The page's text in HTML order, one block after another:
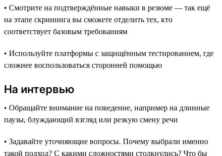
• Смотрите на подтверждённые навыки в резюме — так ещё
на этапе скрининга вы сможете отделить тех, кто
соответствует базовым требованиям
• Используйте платформы с защищённым тестированием, где
сложнее воспользоваться сторонней помощью
На интервью
• Обращайте внимание на поведение, например на длинные
паузы, блуждающий взгляд или резкую смену речи
• Задавайте уточняющие вопросы. Почему выбрали именно
такой подход? С какими сложностями столкнулись? Что бы